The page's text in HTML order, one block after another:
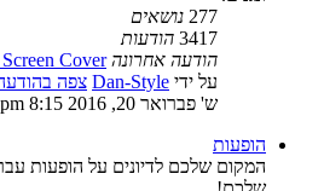
277 נושאים
3417 הודעות
הודעה אחרונה Cover
על ידי Dan-Style צפה
ש' פברואר 20, 2016 8:15 pm
הופעות
המקום שלכם לדיונים על הופעות